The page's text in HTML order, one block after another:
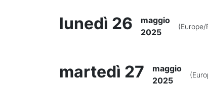
lunedì 26
maggio
2025
(Europe/
martedì 27
maggio
2025